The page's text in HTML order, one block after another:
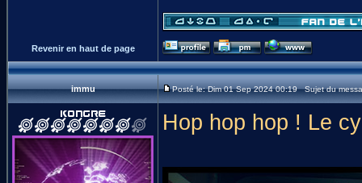
Revenir en haut de page
immu Posté le: Dim 01 Sep 2024 00:19 Sujet du
Hop hop hop ! Le